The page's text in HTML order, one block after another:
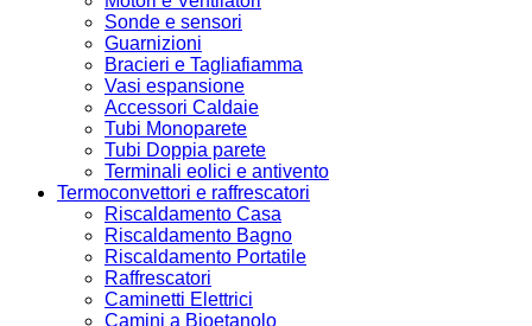
Sonde e sensori
Guarnizioni
Bracieri e Tagliafiamma
Vasi espansione
Accessori Caldaie
Tubi Monoparete
Tubi Doppia parete
Terminali eolici e antivento
Termoconvettori e raffrescatori
Riscaldamento Casa
Riscaldamento Bagno
Riscaldamento Portatile
Raffrescatori
Caminetti Elettrici
Camini a Bioetanolo